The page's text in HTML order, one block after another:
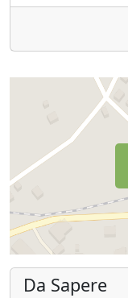
Da Sapere